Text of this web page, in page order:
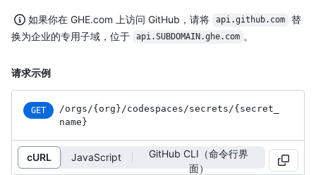
如果你在 GHE.com 上访问 GitHub，请将 api.github.com
替
换为企业的专用子域，位于
api.SUBDOMAIN.ghe.com 。
请求示例
GET /orgs /{org} /codespaces /secrets /{secret_
name}
cURL JavaScript
GitHub CLI（命令行界
面）